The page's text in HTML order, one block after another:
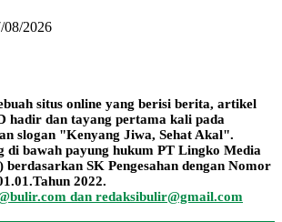
08/2026
situs online yang berisi berita, artikel
hadir dan tayang pertama kali pada
slogan "Kenyang Jiwa, Sehat Akal".
di bawah payung hukum PT Lingko Media
SK Pengesahan dengan Nomor
2022.
dan redaksibulir@gmail.com